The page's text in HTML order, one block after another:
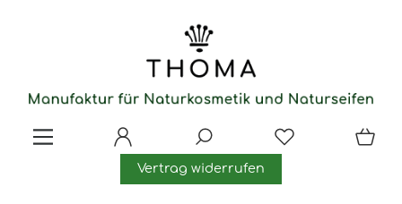
Vertrag widerrufen